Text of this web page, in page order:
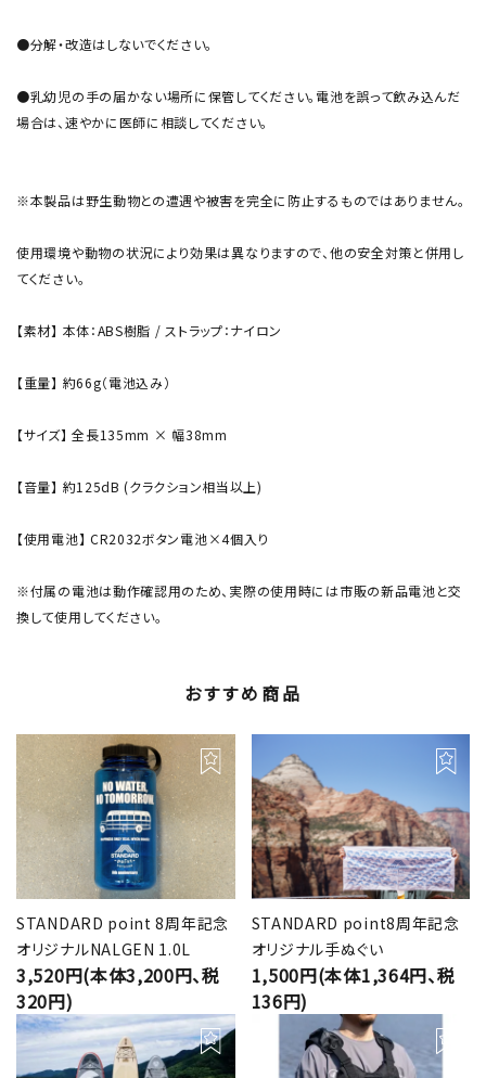
●分解・改造はしないでください。
●乳幼児の手の届かない場所に保管してください。電池を誤って飲み込んだ
場合は、速やかに医師に相談してください。
※本製品は野生動物との遭遇や被害を完全に防止するものではありません。
使用環境や動物の状況により効果は異なりますので、他の安全対策と併用し
てください。
【素材】 本体：ABS樹脂 / ストラップ：ナイロン
【重量】 約66g（電池込み）
【サイズ】 全長135mm × 幅38mm
【音量】 約125dB (クラクション相当以上)
【使用電池】 CR2032ボタン電池×4個入り
※付属の電池は動作確認用のため、実際の使用時には市販の新品電池と交
換して使用してください。
おすすめ商品
STANDARD point 8周年記念
オリジナルNALGEN 1.0L
3,520円(本体3,200円、税
320円)
STANDARD point8周年記念
オリジナル手ぬぐい
1,500円(本体1,364円、税
136円)